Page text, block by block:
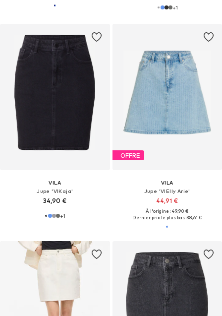
+1
VILA
Jupe 'VIKaja'
34,90 €
+1
OFFRE
VILA
Jupe 'VIElly Arie'
44,91 €
À l'origine : 49,90 €
Dernier prix le plus bas :38,61 €